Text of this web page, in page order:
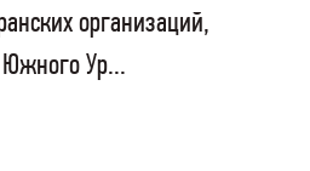
организаций,
Южного Ур...